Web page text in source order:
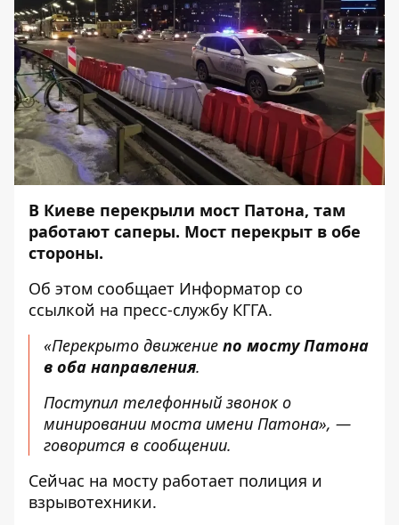
В Киеве перекрыли мост Патона, там
работают саперы. Мост перекрыт в обе
стороны.
Об этом сообщает Информатор со
ссылкой на пресс-службу КГГА.
«Перекрыто движение по мосту Патона
в оба направления.
Поступил телефонный звонок о
минировании моста имени Патона», —
говорится в сообщении.
Сейчас на мосту работает полиция и
взрывотехники.